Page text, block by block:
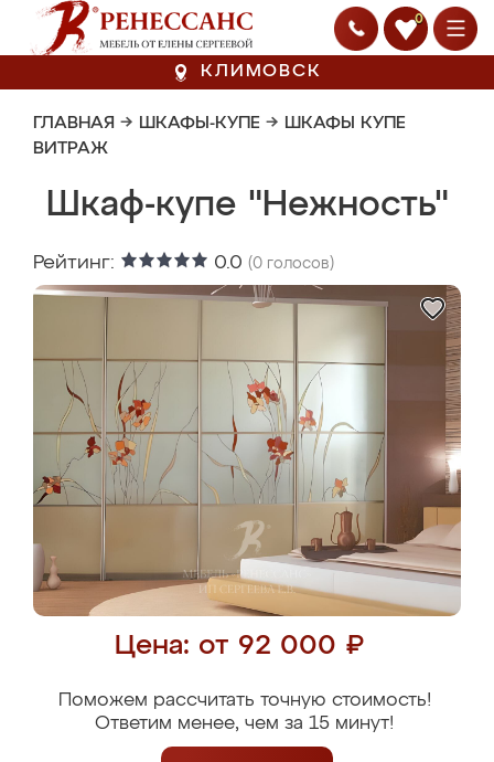
0
КЛИМОВСК
ГЛАВНАЯ → ШКАФЫ-КУПЕ → ШКАФЫ КУПЕ
ВИТРАЖ
Шкаф-купе "Нежность"
Рейтинг: 0.0 (0 голосов)
Цена: от 92 000 ₽
Поможем рассчитать точную стоимость!
Ответим менее, чем за 15 минут!